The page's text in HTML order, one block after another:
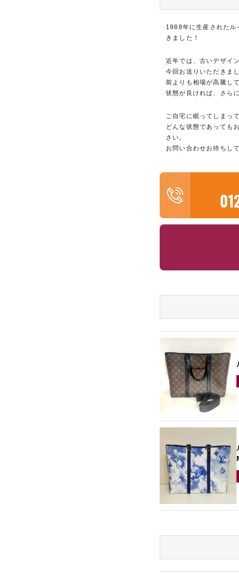
1988年に生産されたル
きました！
近年では、古いデザイ
今回お送りいただきま
前よりも相場が高騰し
状態が良ければ、さら
ご自宅に眠ってしまっ
どんな状態であっても
さい。
お問い合わせお待ちし